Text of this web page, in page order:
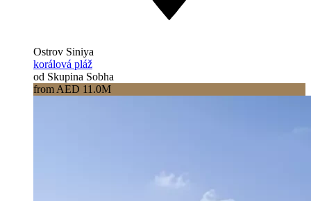
Ostrov Siniya
korálová pláž
od Skupina Sobha
from AED 11.0M